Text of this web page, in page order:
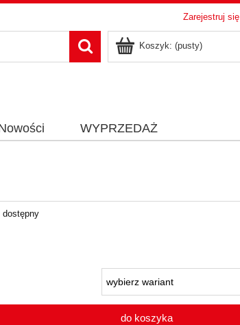
Zarejestruj się
Koszyk: (pusty)
WYPRZEDAŻ
dostępny
do koszyka